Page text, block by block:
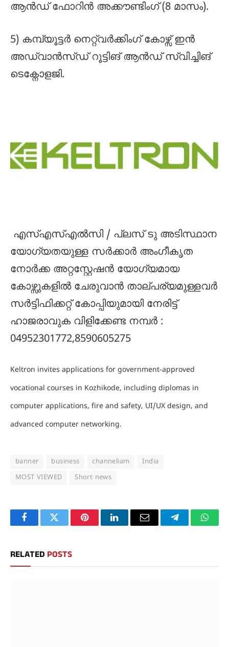
ആൻഡ് ഫോറിൻ അക്കൗണ്ടിംഗ് (8 മാസം).
5) കമ്പ്യൂട്ടർ നെറ്റ്‌വർക്കിംഗ് കോഴ്സ് ഇൻ
അഡ്വാൻസ്ഡ് റൂട്ടിങ് ആൻഡ് സ്വിച്ചിങ്
ടെക്നോളജി.
എസ്എസ്എൽസി / പ്ലസ് ടു അടിസ്ഥാന
യോഗ്യതയുള്ള സർക്കാർ അംഗീകൃത
നോർക്ക അറ്റസ്റ്റേഷൻ യോഗ്യമായ
കോഴ്സുകളിൽ ചേരുവാൻ താല്പര്യമുള്ളവർ
സർട്ടിഫിക്കറ്റ് കോപ്പിയുമായി നേരിട്ട്
ഹാജരാവുക വിളിക്കേണ്ട നമ്പർ :
04952301772,8590605275
Keltron invites applications for government-approved
vocational courses in Kozhikode, including diplomas in
computer applications, fire and safety, UI/UX design, and
advanced computer networking.
banner business channeliam
India
MOST VIEWED
Short news
FacebookTwitter PinterestLinkedInEmail Telegram
RELATED POSTS